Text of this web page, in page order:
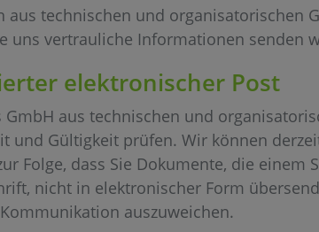
aus technischen und organisatorischen
uns vertrauliche Informationen senden
elektronischer Post
GmbH aus technischen und
und Gültigkeit prüfen. Wir können
Folge, dass Sie Dokumente, die
nicht in elektronischer Form
auszuweichen.